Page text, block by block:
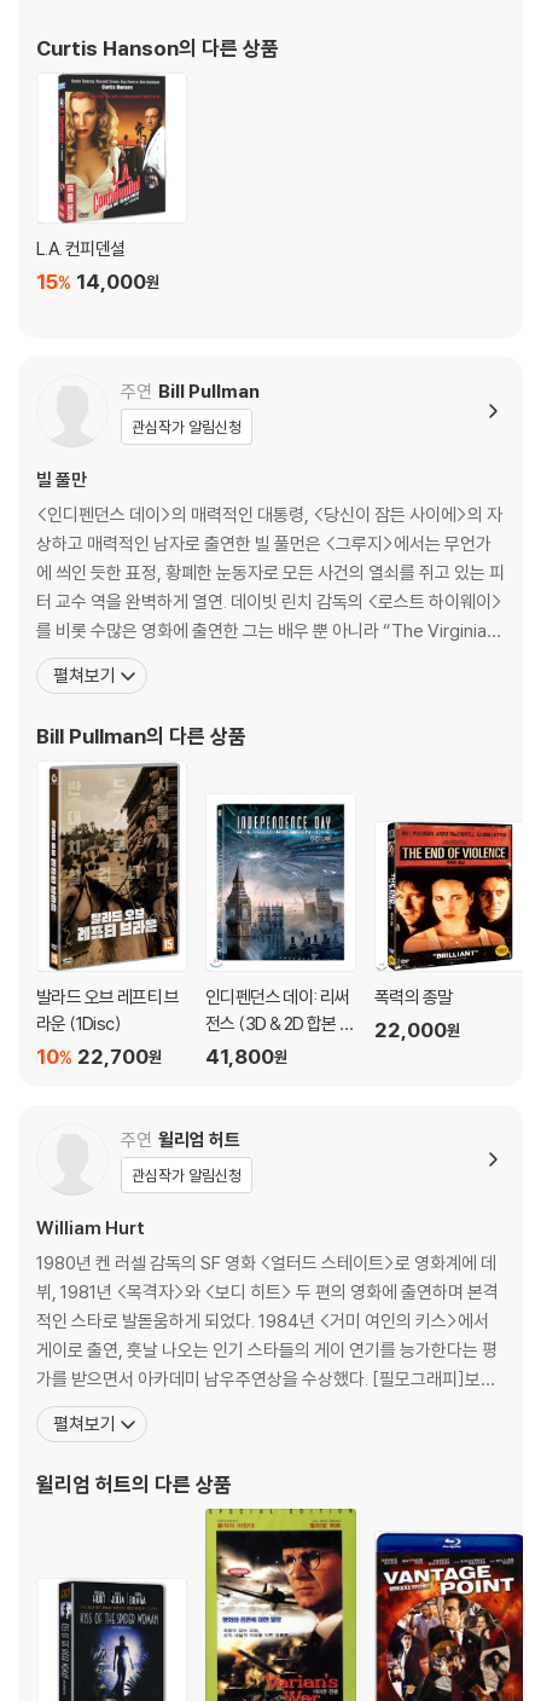
디스크에 미세한 잔 흠집이 남아있거나 인쇄 면이 깨끗하지 않은 경우가
있으며, 상품의 불량이 아닙니다. 단, 재생에 이상이 있는 경우에는 불량으
로 인한 반품/교환이 가능합니다.
※ 교환/반품 안내
1) 불량으로 인한 교환/반품 요청 시에는 불량 확인을 위해 개봉 시의 동영
상을 요청할 수 있으며, 동영상이 없는 경우 교환/반품이 제한될 수 있습니
관련 사진과 동영상 및 재생 기기 모델명을 첨부하여 첨부하여 고객센터에
부담 후 처리 가능합니다.
3) 스틸북 한정판, 초회 한정판의 경우 제작 수량이 한정되어 있고, 택배
이동 과정에서의 손상이 발생하면, 재 판매가 어려우므로 신중한 구매 선
택을 부탁드립니다.
4) 한정판 상품의 변심, 오구매로 인한 반품은 회송된 상품의 상태 확인 후
진행이 가능합니다. 택배 이동 중 파손이 발생하지 않도록 완충 포장을 부
탁드립니다.
Curtis Hanson의 다른 상품
L.A. 컨피덴셜
14,000원
15%
주연 Bill Pullman
관심작가 알림신청
빌 풀만
<인디펜던스 데이>의 매력적인 대통령, <당신이 잠든 사이에>의 자
상하고 매력적인 남자로 출연한 빌 풀먼은 <그루지>에서는 무언가
에 씌인 듯한 표정, 황폐한 눈동자로 모든 사건의 열쇠를 쥐고 있는 피
터 교수 역을 완벽하게 열연. 데이빗 린치 감독의 <로스트 하이웨이>
를 비롯 수많은 영화에 출연한 그는 배우 뿐 아니라 “The Virginia
n”의 연출을 맡아 비평가들의 극찬을 받으며 감독 데뷔에 성공했을
뿐 아니라 제작자로서도 활약하고 있는 만능 엔터테이너. [필모그래
배우 써머스비(1993)|주연배우 맬리스
펼쳐보기
Bill Pullman의 다른 상품
발라드 오브 레프티 브
라운 (1Disc)
22,700원
10%
인디펜던스 데이: 리써
전스 (3D & 2D 합본 풀
슬립 스틸북 한정판) :
41,800원
폭력의 종말
22,000원
주연 윌리엄 허트
관심작가 알림신청
William Hurt
1980년 켄 러셀 감독의 SF 영화 <얼터드 스테이트>로 영화계에 데
뷔, 1981년 <목격자>와 <보디 히트> 두 편의 영화에 출연하며 본격
적인 스타로 발돋움하게 되었다. 1984년 <거미 여인의 키스>에서
게이로 출연, 훗날 나오는 인기 스타들의 게이 연기를 능가한다는 평
가를 받으면서 아카데미 남우주연상을 수상했다. [필모그래피]보디
히트(1981)|주연배우 작은 신의 아이들(1986)|주연배우 브로드캐
스트 뉴스(1987)|주연배우 데스티니 (1988)(1988)|주연배우 이
우 스모크(1995)|주연
펼쳐보기
윌리엄 허트의 다른 상품